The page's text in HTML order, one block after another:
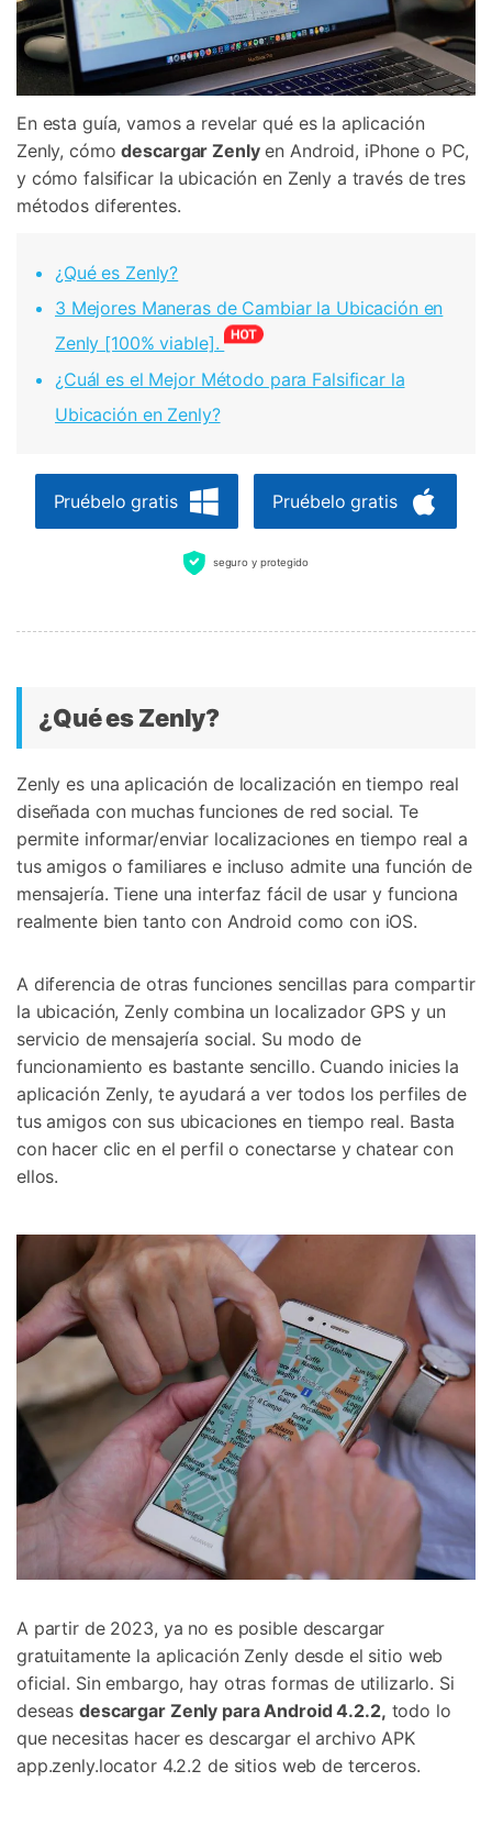
En esta guía, vamos a revelar qué es la aplicación
Zenly, cómodescargar Zenlyen Android, iPhone o PC,
y cómo falsificar la ubicación en Zenly a través de tres
métodos diferentes.
¿Qué es Zenly?
3 Mejores Maneras de Cambiar la Ubicación en
Zenly [100% viable].
¿Cuál es el Mejor Método para Falsificar la
Ubicación en Zenly?
Pruébelo gratis Pruébelo gratis
seguro y protegido
¿Qué es Zenly?
Zenly es una aplicación de localización en tiempo real
diseñada con muchas funciones de red social. Te
permite informar/enviar localizaciones en tiempo real a
tus amigos o familiares e incluso admite una función de
mensajería. Tiene una interfaz fácil de usar y funciona
realmente bien tanto con Android como con iOS.
A diferencia de otras funciones sencillas para compartir
la ubicación, Zenly combina un localizador GPS y un
servicio de mensajería social. Su modo de
funcionamiento es bastante sencillo. Cuando inicies la
aplicación Zenly, te ayudará a ver todos los perfiles de
tus amigos con sus ubicaciones en tiempo real. Basta
con hacer clic en el perfil o conectarse y chatear con
ellos.
A partir de 2023, ya no es posible descargar
gratuitamente la aplicación Zenly desde el sitio web
oficial. Sin embargo, hay otras formas de utilizarlo. Si
deseasdescargar Zenly para Android 4.2.2, todo lo
que necesitas hacer es descargar el archivo APK
app.zenly.locator 4.2.2 de sitios web de terceros.